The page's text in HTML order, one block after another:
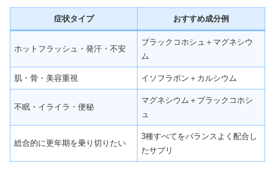
症状タイプ おすすめ成分例
ホットフラッシュ・発汗・不安
ブラックコホシュ＋マグネシウ
ム
肌・骨・美容重視 イソフラボン＋カルシウム
不眠・イライラ・便秘
マグネシウム＋ブラックコホシ
ュ
総合的に更年期を乗り切りたい
3種すべてをバランスよく配合し
たサプリ